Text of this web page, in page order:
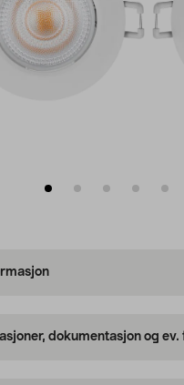
dokumentasjon og